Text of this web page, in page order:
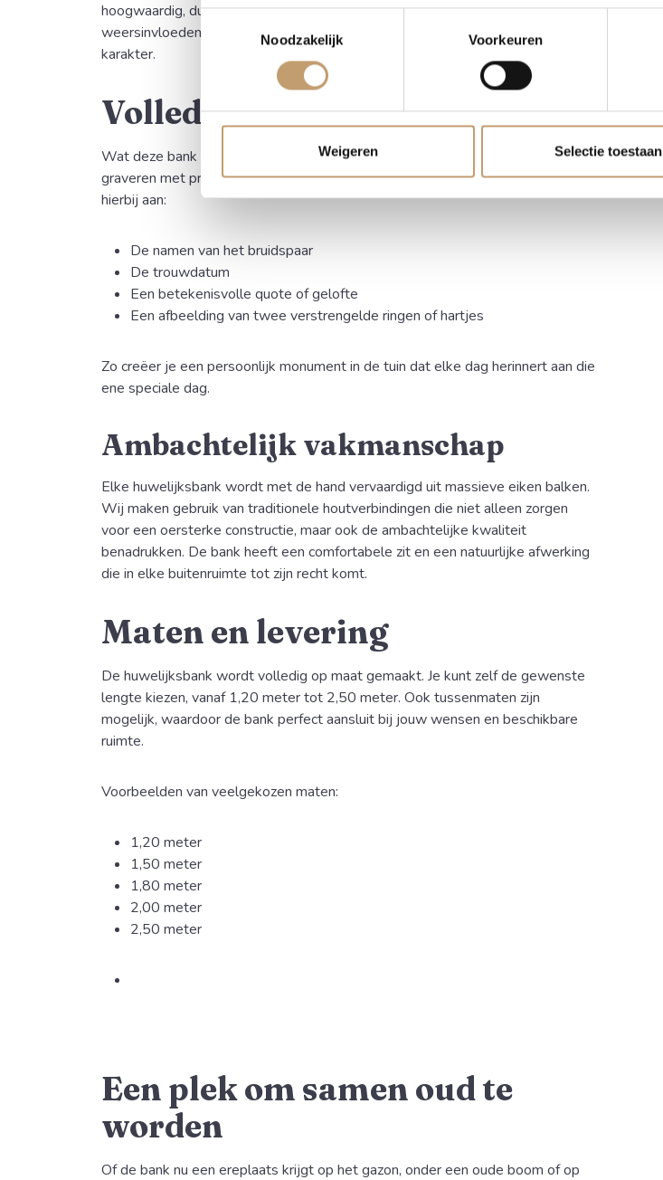
Toestemmingsselectie
Noodzakelijk
Voorkeuren
Weigeren Selectie toestaan
hoogwaardig, duurzaam eikenhout is de bank bestand tegen alle
weersinvloeden en krijgt het hout door de jaren heen alleen maar meer
karakter.
Volledig te personaliseren
Wat deze bank echt uniek maakt, is de mogelijkheid tot personalisatie. Wij
graveren met precisie de gewenste tekst of symbolen in de rugleuning. Denk
hierbij aan:
De namen van het bruidspaar
De trouwdatum
Een betekenisvolle quote of gelofte
Een afbeelding van twee verstrengelde ringen of hartjes
Zo creëer je een persoonlijk monument in de tuin dat elke dag herinnert aan die
ene speciale dag.
Ambachtelijk vakmanschap
Elke huwelijksbank wordt met de hand vervaardigd uit massieve eiken balken.
Wij maken gebruik van traditionele houtverbindingen die niet alleen zorgen
voor een oersterke constructie, maar ook de ambachtelijke kwaliteit
benadrukken. De bank heeft een comfortabele zit en een natuurlijke afwerking
die in elke buitenruimte tot zijn recht komt.
Maten en levering
De huwelijksbank wordt volledig op maat gemaakt. Je kunt zelf de gewenste
lengte kiezen, vanaf 1,20 meter tot 2,50 meter. Ook tussenmaten zijn
mogelijk, waardoor de bank perfect aansluit bij jouw wensen en beschikbare
ruimte.
Voorbeelden van veelgekozen maten:
1,20 meter
1,50 meter
1,80 meter
2,00 meter
2,50 meter
Een plek om samen oud te
worden
Of de bank nu een ereplaats krijgt op het gazon, onder een oude boom of op